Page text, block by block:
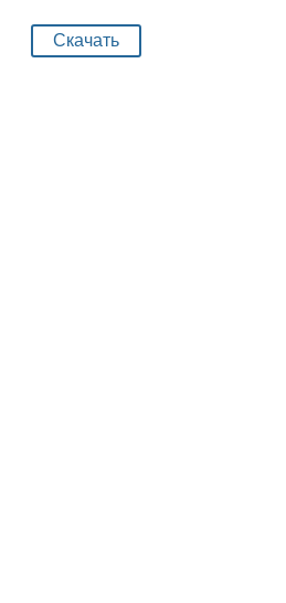
Скачать